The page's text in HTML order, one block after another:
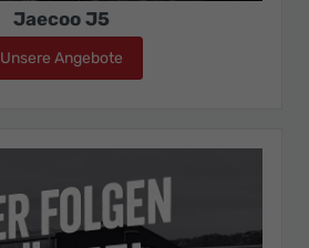
Jaecoo J5
Unsere Angebote